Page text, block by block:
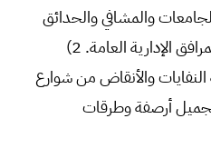
والمشافي والحدائق
والملاعب والمرافق الإدارية العامة. 2)
النفايات والأنقاض من شوارع
3) تجميل أرصفة وطرقات